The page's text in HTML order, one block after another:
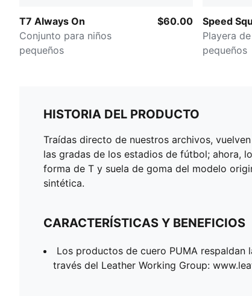
T7 Always On
Conjunto para niños
pequeños
$60.00
Speed
Playera
pequeños
HISTORIA DEL PRODUCTO
Traídas directo de nuestros archivos,
las gradas de los estadios de fútbol; ahora,
forma de T y suela de goma del modelo
sintética.
CARACTERÍSTICAS Y BENEFICIOS
Los productos de cuero PUMA respaldan
través del Leather Working Group: